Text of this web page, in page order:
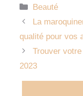
Catégories
Beauté
La
qualité pour vos
Trouver
2023